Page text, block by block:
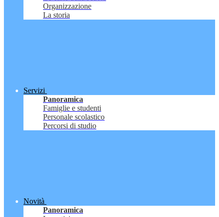
Organizzazione
La storia
Servizi
Panoramica
Famiglie e studenti
Personale scolastico
Percorsi di studio
Novità
Panoramica